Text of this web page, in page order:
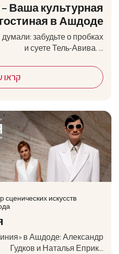
– Ваша культурная
гостиная в Ашдоде
забудьте о пробках
и суете Тель-Авива. ...
קראו
сценических искусств
в Ашдоде: Александр
Гудков и Наталья Еприк...